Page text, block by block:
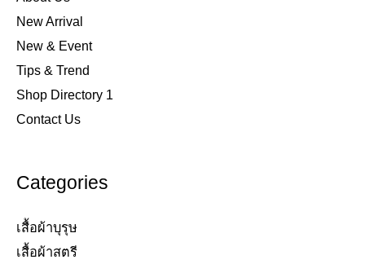
New Arrival
New & Event
Tips & Trend
Shop Directory 1
Contact Us
Categories
เสื้อผ้าบุรุษ
เสื้อผ้าสตรี​